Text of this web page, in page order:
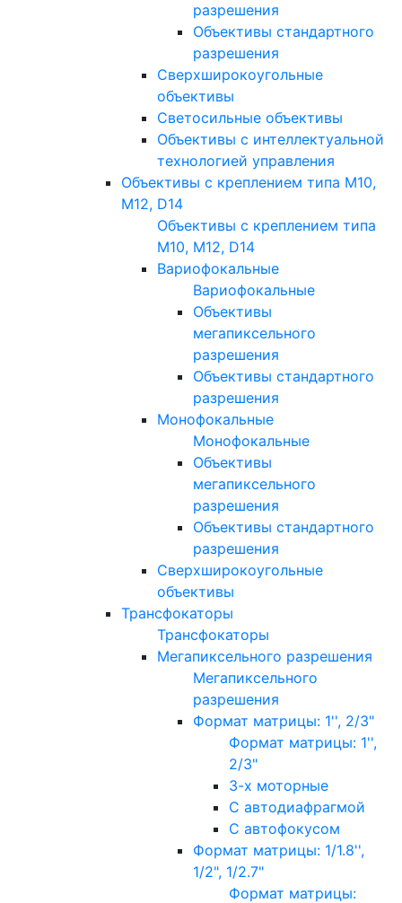
разрешения
Объективы стандартного
разрешения
Сверхширокоугольные
объективы
Светосильные объективы
Объективы с интеллектуальной
технологией управления
Объективы с креплением типа M10,
M12, D14
Объективы с креплением типа
M10, M12, D14
Вариофокальные
Вариофокальные
Объективы
мегапиксельного
разрешения
Объективы стандартного
разрешения
Монофокальные
Монофокальные
Объективы
мегапиксельного
разрешения
Объективы стандартного
разрешения
Сверхширокоугольные
объективы
Трансфокаторы
Трансфокаторы
Мегапиксельного разрешения
Мегапиксельного
разрешения
Формат матрицы: 1'', 2/3"
Формат матрицы: 1'',
2/3"
3-х моторные
С автодиафрагмой
С автофокусом
Формат матрицы: 1/1.8'',
1/2", 1/2.7"
Формат матрицы: